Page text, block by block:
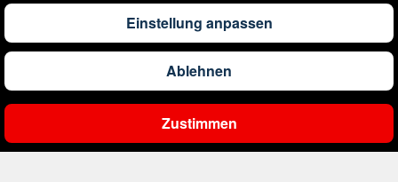
Ergebnisse filtern
Einstellung anpassen
Ablehnen
Zustimmen